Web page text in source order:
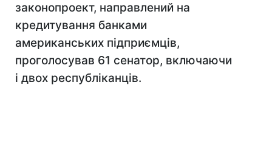
законопроект, направлений на
кредитування банками
американських підприємців,
проголосував 61 сенатор, включаючи
і двох республіканців.